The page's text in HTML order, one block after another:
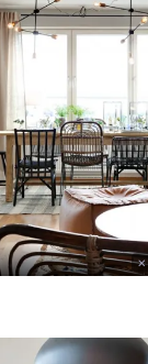
×